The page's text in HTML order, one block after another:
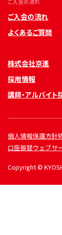
ご入会の流れ
ご入会の流れ
よくあるご質問
株式会社京進
採用情報
講師・アルバイト
個人情報保護方針
口座振替ウェブサ
Copyright ©